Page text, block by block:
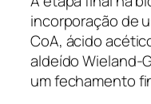
incorporação de
CoA, ácido
aldeído Wieland-
um fechamento